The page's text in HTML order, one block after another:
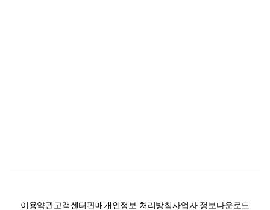
이용약관고객센터판매개인정보 처리방침사업자 정보다운로드